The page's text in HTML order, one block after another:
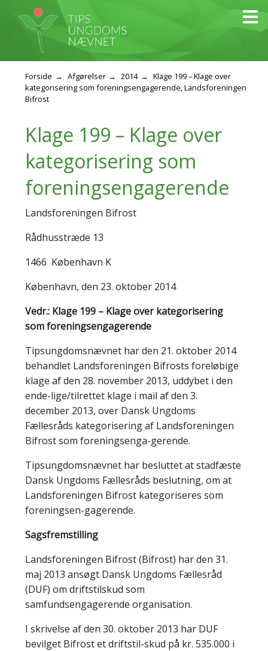
Forside Afgørelser 2014
Klage 199 – Klage over
kategorisering som foreningsengagerende, Landsforeningen
Bifrost
Klage 199 – Klage over
kategorisering som
foreningsengagerende
Landsforeningen Bifrost
Rådhusstræde 13
1466 København K
København, den 23. oktober 2014
Vedr.: Klage 199 – Klage over kategorisering
som foreningsengagerende
Tipsungdomsnævnet har den 21. oktober 2014
behandlet Landsforeningen Bifrosts foreløbige
klage af den 28. november 2013, uddybet i den
ende-lige/tilrettet klage i mail af den 3.
december 2013, over Dansk Ungdoms
Fællesråds kategorisering af Landsforeningen
Bifrost som foreningsenga-gerende.
Tipsungdomsnævnet har besluttet at stadfæste
Dansk Ungdoms Fællesråds beslutning, om at
Landsforeningen Bifrost kategoriseres som
foreningsen-gagerende.
Sagsfremstilling
Landsforeningen Bifrost (Bifrost) har den 31.
maj 2013 ansøgt Dansk Ungdoms Fællesråd
(DUF) om driftstilskud som
samfundsengagerende organisation.
I skrivelse af den 30. oktober 2013 har DUF
bevilget Bifrost et driftstil-skud på kr. 535.000 i